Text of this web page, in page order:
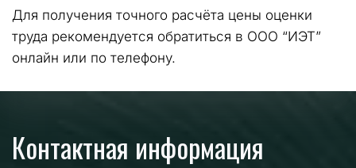
Для получения точного расчёта цены оценки
труда рекомендуется обратиться в ООО “ИЭТ”
онлайн или по телефону.
Контактная информация